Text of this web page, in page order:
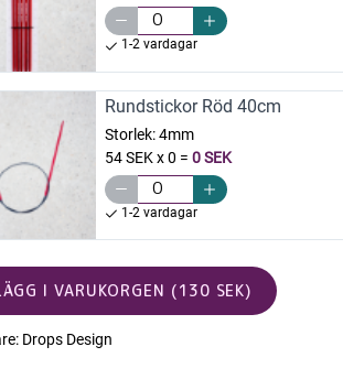
1-2 vardagar
Rundstickor Röd 40cm
Storlek:4mm
54 SEK x 0 = 0 SEK
1-2 vardagar
I VARUKORGEN (130 SEK)
Drops Design